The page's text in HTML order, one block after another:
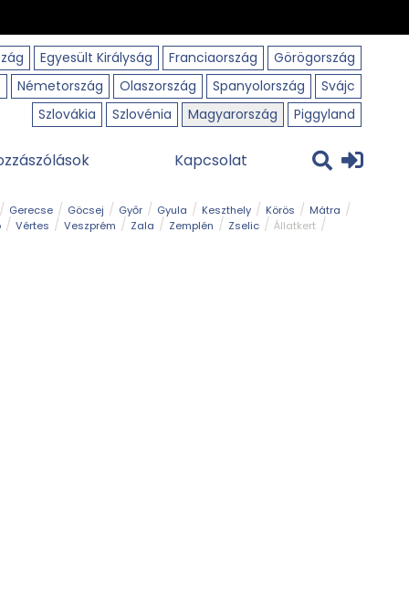
Egyesült Királyság Franciaország
Görögország
Németország Olaszország Spanyolország
Svájc
Szlovákia
Szlovénia Magyarország Piggyland
Kapcsolat
Gerecse Göcsej Győr Gyula Keszthely Körös
Mátra
Vértes Veszprém Zala Zemplén Zselic Állatkert